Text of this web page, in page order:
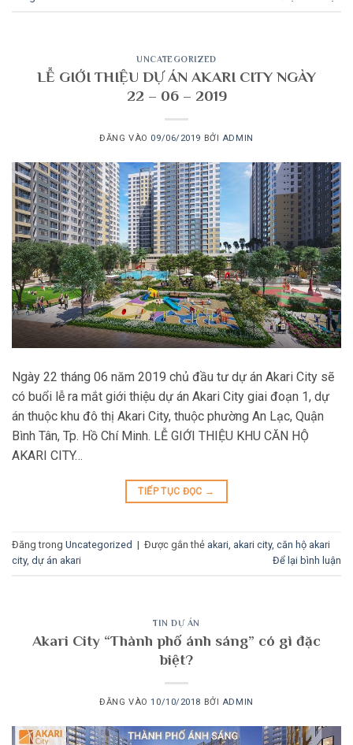
UNCATEGORIZED
LỄ GIỚI THIỆU DỰ ÁN AKARI CITY NGÀY
22 – 06 – 2019
ĐĂNG VÀO 09/06/2019 BỞI ADMIN
Ngày 22 tháng 06 năm 2019 chủ đầu tư dự án Akari City sẽ
có buổi lễ ra mắt giới thiệu dự án Akari City giai đoạn 1, dự
án thuộc khu đô thị Akari City, thuộc phường An Lạc, Quận
Bình Tân, Tp. Hồ Chí Minh. LỄ GIỚI THIỆU KHU CĂN HỘ
AKARI CITY…
TIẾP TỤC ĐỌC →
Đăng trong Uncategorized | Được gắn thẻ akari akari city, căn hộ akari
city, dự án akari Để lại bình luận
TIN DỰ ÁN
Akari City “Thành phố ánh sáng” có gì đặc
biệt?
ĐĂNG VÀO10/10/2018 BỞI ADMIN